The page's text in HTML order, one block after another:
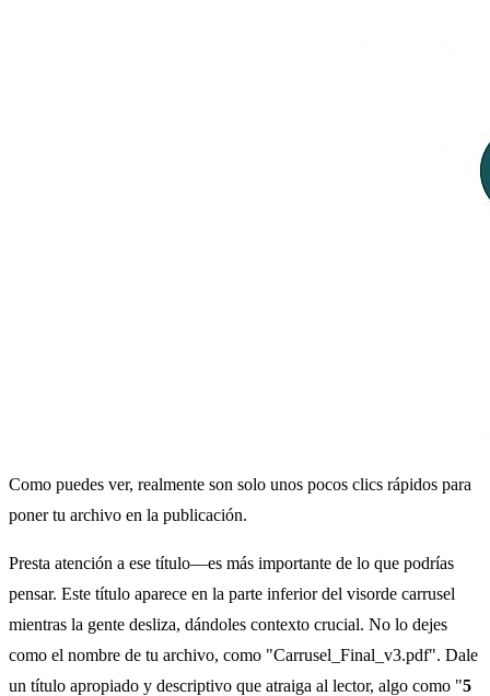
Como puedes ver, realmente son solo unos pocos clics rápidos para
poner tu archivo en la publicación.
Presta atención a ese título—es más importante de lo que podrías
pensar. Este título aparece en la parte inferior del visorde carrusel
mientras la gente desliza, dándoles contexto crucial. No lo dejes
como el nombre de tu archivo, como "Carrusel_Final_v3.pdf". Dale
un título apropiado y descriptivo que atraiga al lector, algo como "5